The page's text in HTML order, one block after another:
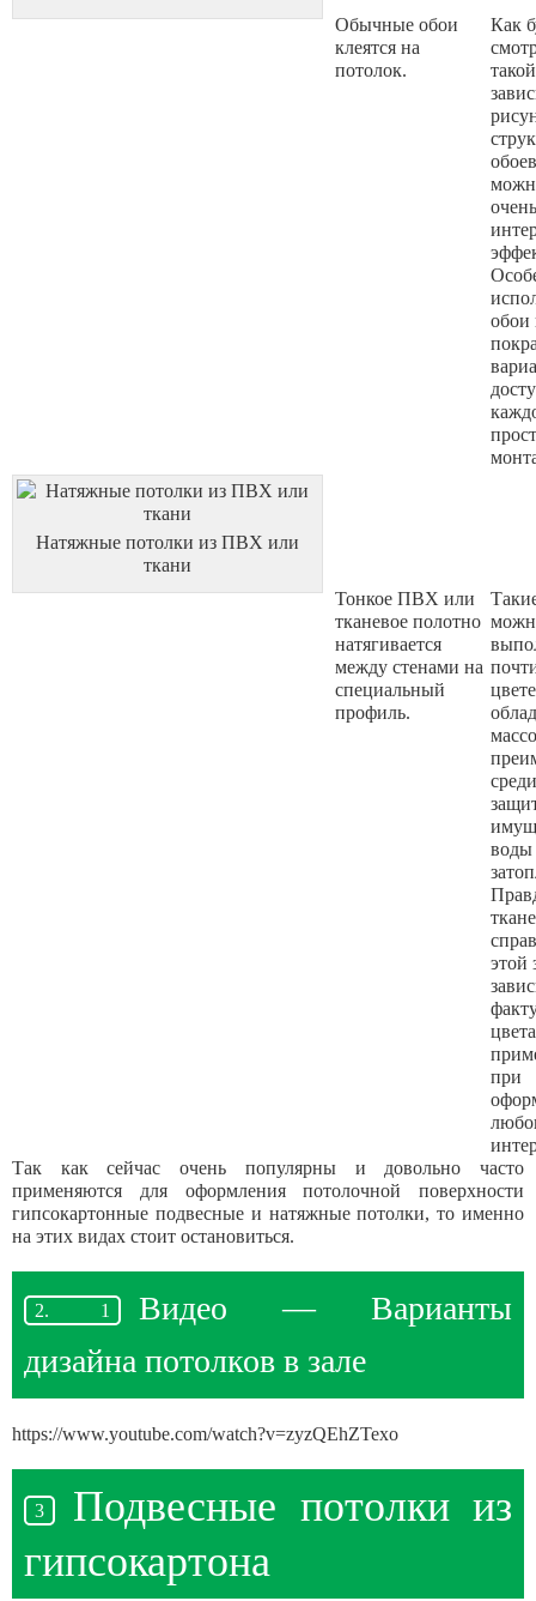
Обычные обои
клеятся на
потолок.
Как
очень
обои
Натяжные потолки из ПВХ или
ткани
Тонкое ПВХ или
тканевое полотно
натягивается
между стенами на
специальный
профиль.
воды
этой
при
Так как сейчас очень популярны и довольно часто
применяются для оформления потолочной поверхности
гипсокартонные подвесные и натяжные потолки, то именно
на этих видах стоит остановиться.
Видео — Варианты
дизайна потолков в зале
https://www.youtube.com/watch?v=zyzQEhZTexo
Подвесные потолки из
гипсокартона